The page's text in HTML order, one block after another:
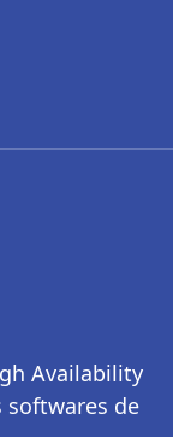
Availability
softwares de